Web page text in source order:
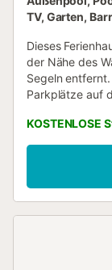
TV, Garten,
Dieses
der Nähe des
Segeln
Parkplätze auf
Real Club de
etwas Zeit am
Liegestühle!),
etwas im
KOSTENLOSE